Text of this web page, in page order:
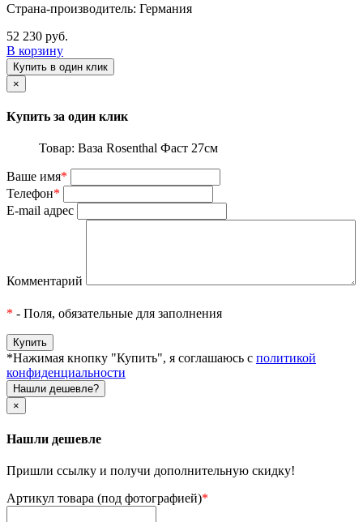
Страна-производитель: Германия
52 230 руб.
В корзину
Купить в один клик
×
Купить за один клик
Товар: Ваза Rosenthal Фаст 27см
Ваше имя*
Телефон*
E-mail адрес
Комментарий
* - Поля, обязательные для заполнения
*Нажимая кнопку "Купить", я соглашаюсь с политикой
конфиденциальности
Нашли дешевле?
×
Нашли дешевле
Пришли ссылку и получи дополнительную скидку!
Артикул товара (под фотографией)*